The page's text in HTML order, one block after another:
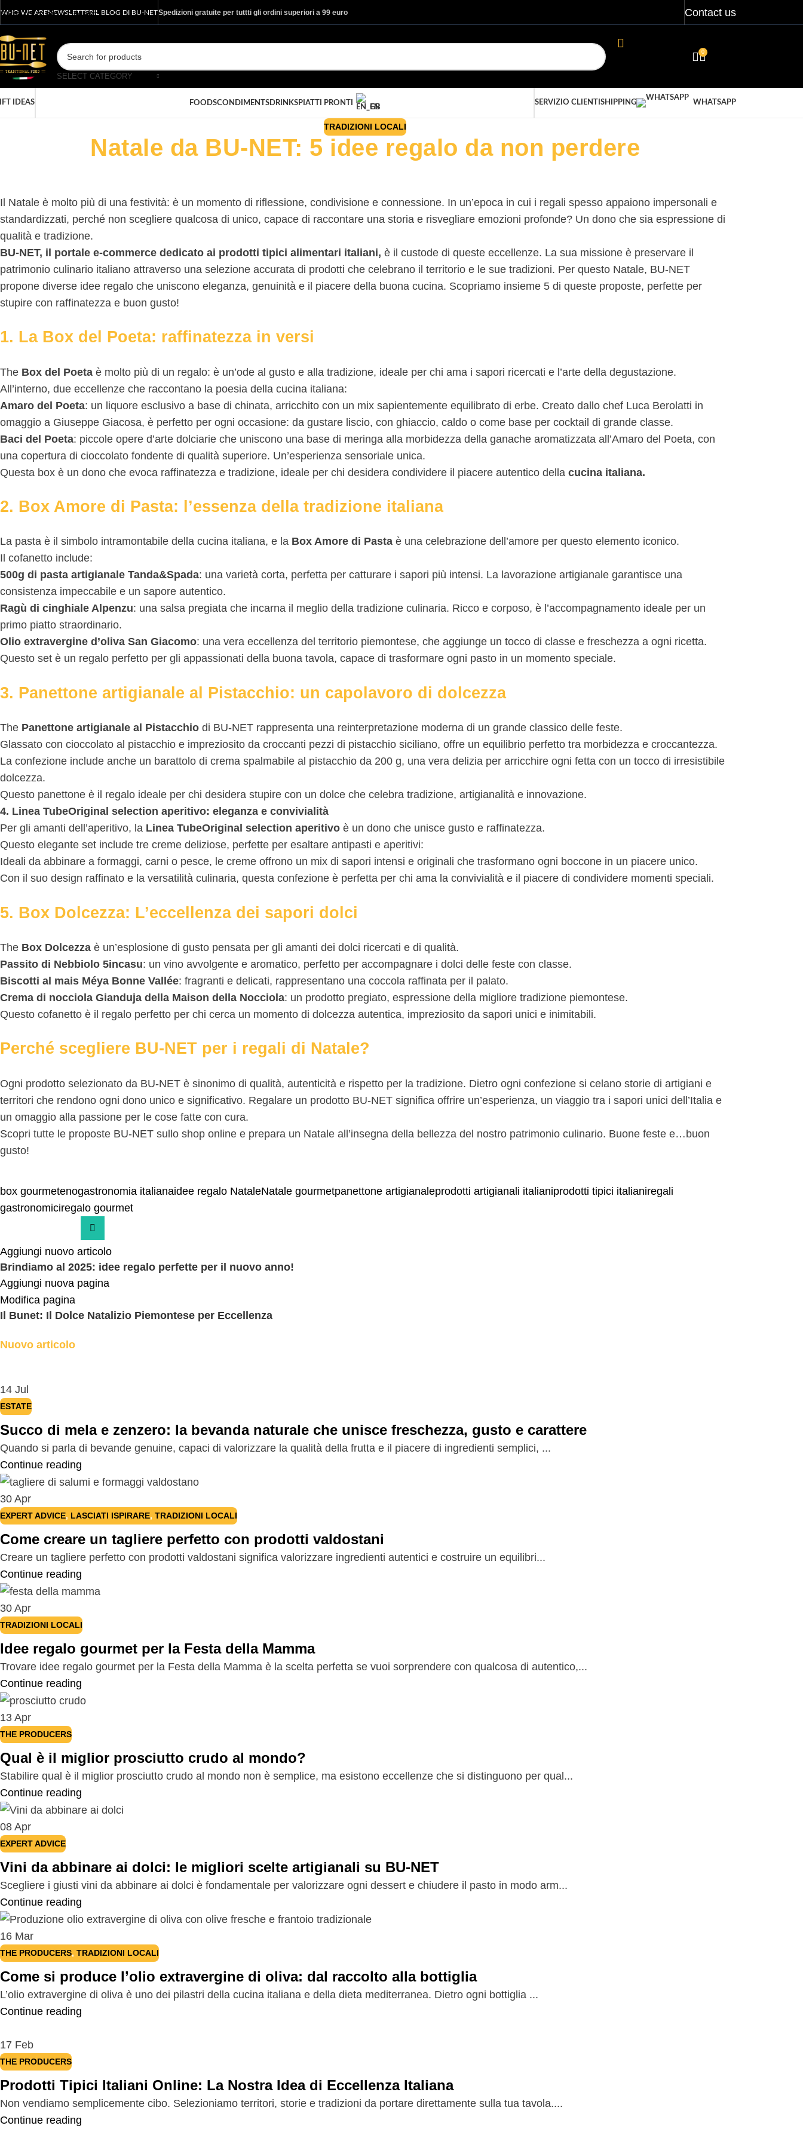
Skip to main content
WHO WE ARENEWSLETTERIL BLOG DI BU-NETSpedizioni gratuite per tuttti gli ordini superiori a 99 euro Contact us
SELECT CATEGORY
0
IDEAS FOODSCONDIMENTS DRINKSPIATTI PRONTI
EN
SERVIZIO CLIENTI SHIPPING WHATSAPP
TRADIZIONI LOCALI
Natale da BU-NET: 5 idee regalo da non perdere
Il Natale è molto più di una festività: è un momento di riflessione, condivisione e connessione. In un’epoca in cui i regali spesso appaiono impersonali e
standardizzati, perché non scegliere qualcosa di unico, capace di raccontare una storia e risvegliare emozioni profonde? Un dono che sia espressione di
qualità e tradizione.
BU-NET, il portale e-commerce dedicato ai prodotti tipici alimentari italiani, è il custode di queste eccellenze. La sua missione è preservare il
patrimonio culinario italiano attraverso una selezione accurata di prodotti che celebrano il territorio e le sue tradizioni. Per questo Natale, BU-NET
propone diverse idee regalo che uniscono eleganza, genuinità e il piacere della buona cucina. Scopriamo insieme 5 di queste proposte, perfette per
stupire con raffinatezza e buon gusto!
1. La Box del Poeta: raffinatezza in versi
The Box del Poeta è molto più di un regalo: è un’ode al gusto e alla tradizione, ideale per chi ama i sapori ricercati e l’arte della degustazione.
All’interno, due eccellenze che raccontano la poesia della cucina italiana:
Amaro del Poeta: un liquore esclusivo a base di chinata, arricchito con un mix sapientemente equilibrato di erbe. Creato dallo chef Luca Berolatti in
omaggio a Giuseppe Giacosa, è perfetto per ogni occasione: da gustare liscio, con ghiaccio, caldo o come base per cocktail di grande classe.
Baci del Poeta: piccole opere d’arte dolciarie che uniscono una base di meringa alla morbidezza della ganache aromatizzata all’Amaro del Poeta, con
una copertura di cioccolato fondente di qualità superiore. Un’esperienza sensoriale unica.
Questa box è un dono che evoca raffinatezza e tradizione, ideale per chi desidera condividere il piacere autentico della cucina italiana.
2. Box Amore di Pasta: l’essenza della tradizione italiana
La pasta è il simbolo intramontabile della cucina italiana, e la Box Amore di Pasta è una celebrazione dell’amore per questo elemento iconico.
Il cofanetto include:
500g di pasta artigianale Tanda&Spada: una varietà corta, perfetta per catturare i sapori più intensi. La lavorazione artigianale garantisce una
consistenza impeccabile e un sapore autentico.
Ragù di cinghiale Alpenzu: una salsa pregiata che incarna il meglio della tradizione culinaria. Ricco e corposo, è l’accompagnamento ideale per un
primo piatto straordinario.
Olio extravergine d’oliva San Giacomo: una vera eccellenza del territorio piemontese, che aggiunge un tocco di classe e freschezza a ogni ricetta.
Questo set è un regalo perfetto per gli appassionati della buona tavola, capace di trasformare ogni pasto in un momento speciale.
3. Panettone artigianale al Pistacchio: un capolavoro di dolcezza
The Panettone artigianale al Pistacchio di BU-NET rappresenta una reinterpretazione moderna di un grande classico delle feste.
Glassato con cioccolato al pistacchio e impreziosito da croccanti pezzi di pistacchio siciliano, offre un equilibrio perfetto tra morbidezza e croccantezza.
La confezione include anche un barattolo di crema spalmabile al pistacchio da 200 g, una vera delizia per arricchire ogni fetta con un tocco di irresistibile
dolcezza.
Questo panettone è il regalo ideale per chi desidera stupire con un dolce che celebra tradizione, artigianalità e innovazione.
4. Linea TubeOriginal selection aperitivo: eleganza e convivialità
Per gli amanti dell’aperitivo, la Linea TubeOriginal selection aperitivo è un dono che unisce gusto e raffinatezza.
Questo elegante set include tre creme deliziose, perfette per esaltare antipasti e aperitivi:
Ideali da abbinare a formaggi, carni o pesce, le creme offrono un mix di sapori intensi e originali che trasformano ogni boccone in un piacere unico.
Con il suo design raffinato e la versatilità culinaria, questa confezione è perfetta per chi ama la convivialità e il piacere di condividere momenti speciali.
5. Box Dolcezza: L’eccellenza dei sapori dolci
The Box Dolcezza è un’esplosione di gusto pensata per gli amanti dei dolci ricercati e di qualità.
Passito di Nebbiolo 5incasu: un vino avvolgente e aromatico, perfetto per accompagnare i dolci delle feste con classe.
Biscotti al mais Méya Bonne Vallée: fragranti e delicati, rappresentano una coccola raffinata per il palato.
Crema di nocciola Gianduja della Maison della Nocciola: un prodotto pregiato, espressione della migliore tradizione piemontese.
Questo cofanetto è il regalo perfetto per chi cerca un momento di dolcezza autentica, impreziosito da sapori unici e inimitabili.
Perché scegliere BU-NET per i regali di Natale?
Ogni prodotto selezionato da BU-NET è sinonimo di qualità, autenticità e rispetto per la tradizione. Dietro ogni confezione si celano storie di artigiani e
territori che rendono ogni dono unico e significativo. Regalare un prodotto BU-NET significa offrire un’esperienza, un viaggio tra i sapori unici dell’Italia e
un omaggio alla passione per le cose fatte con cura.
Scopri tutte le proposte BU-NET sullo shop online e prepara un Natale all’insegna della bellezza del nostro patrimonio culinario. Buone feste e…buon
gusto!
box gourmetenogastronomia italianaidee regalo NataleNatale gourmetpanettone artigianaleprodotti artigianali italianiprodotti tipici italianiregali
gastronomiciregalo gourmet
Aggiungi nuovo articolo
Brindiamo al 2025: idee regalo perfette per il nuovo anno!
Aggiungi nuova pagina
Modifica pagina
Il Bunet: Il Dolce Natalizio Piemontese per Eccellenza
Nuovo articolo
14 Jul
ESTATE
Succo di mela e zenzero: la bevanda naturale che unisce freschezza, gusto e carattere
Quando si parla di bevande genuine, capaci di valorizzare la qualità della frutta e il piacere di ingredienti semplici, ...
Continue reading
30 Apr
EXPERT ADVICE, LASCIATI ISPIRARE, TRADIZIONI LOCALI
Come creare un tagliere perfetto con prodotti valdostani
Creare un tagliere perfetto con prodotti valdostani significa valorizzare ingredienti autentici e costruire un equilibri...
Continue reading
30 Apr
TRADIZIONI LOCALI
Idee regalo gourmet per la Festa della Mamma
Trovare idee regalo gourmet per la Festa della Mamma è la scelta perfetta se vuoi sorprendere con qualcosa di autentico,...
Continue reading
13 Apr
THE PRODUCERS
Qual è il miglior prosciutto crudo al mondo?
Stabilire qual è il miglior prosciutto crudo al mondo non è semplice, ma esistono eccellenze che si distinguono per qual...
Continue reading
08 Apr
EXPERT ADVICE
Vini da abbinare ai dolci: le migliori scelte artigianali su BU-NET
Scegliere i giusti vini da abbinare ai dolci è fondamentale per valorizzare ogni dessert e chiudere il pasto in modo arm...
Continue reading
16 Mar
THE PRODUCERS, TRADIZIONI LOCALI
Come si produce l’olio extravergine di oliva: dal raccolto alla bottiglia
L’olio extravergine di oliva è uno dei pilastri della cucina italiana e della dieta mediterranea. Dietro ogni bottiglia ...
Continue reading
17 Feb
THE PRODUCERS
Prodotti Tipici Italiani Online: La Nostra Idea di Eccellenza Italiana
Non vendiamo semplicemente cibo. Selezioniamo territori, storie e tradizioni da portare direttamente sulla tua tavola....
Continue reading